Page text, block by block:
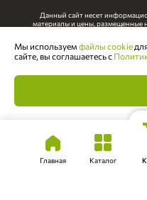
Данный сайт несет
материалы и цены, размещенные
письменного
©2026
Главная Каталог
Мы используем файлы cookie
сайте, вы соглашаетесь с